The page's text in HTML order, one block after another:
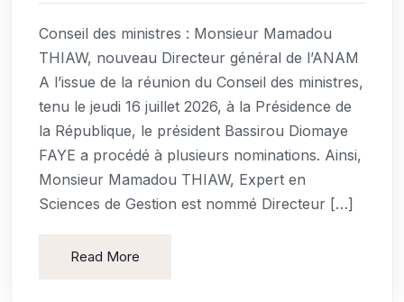
Conseil des ministres : Monsieur Mamadou
THIAW, nouveau Directeur général de l’ANAM
A l’issue de la réunion du Conseil des ministres,
tenu le jeudi 16 juillet 2026, à la Présidence de
la République, le président Bassirou Diomaye
FAYE a procédé à plusieurs nominations. Ainsi,
Monsieur Mamadou THIAW, Expert en
Sciences de Gestion est nommé Directeur […]
Read More